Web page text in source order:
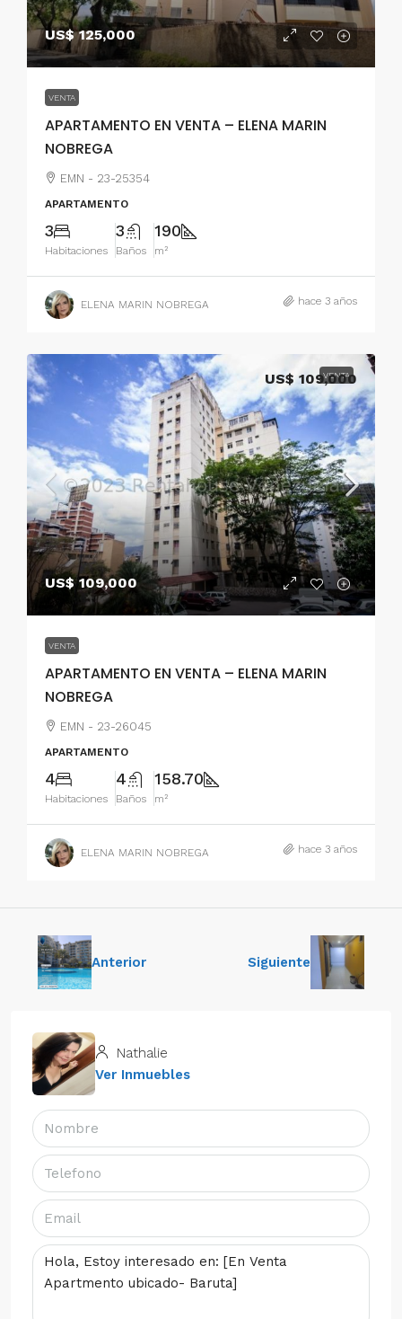
US$ 125,000
VENTA
APARTAMENTO EN VENTA – ELENA MARIN
NOBREGA
EMN - 23-25354
APARTAMENTO
3
Habitaciones
3
Baños
190
m²
ELENA MARIN NOBREGA hace 3 años
VENTA
US$ 109,000
VENTA
APARTAMENTO EN VENTA – ELENA MARIN
NOBREGA
US$ 109,000
EMN - 23-26045
APARTAMENTO
4
Habitaciones
4
Baños
158.70
m²
ELENA MARIN NOBREGA hace 3 años
Anterior Siguiente
Nathalie
Ver Inmuebles